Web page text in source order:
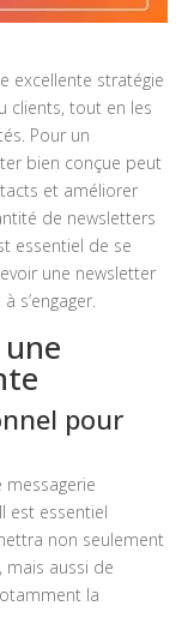
excellente stratégie
clients, tout en les
Pour un
bien conçue peut
et améliorer
de newsletters
essentiel de se
une newsletter
s’engager.
pour
messagerie
est essentiel
non seulement
mais aussi de
la